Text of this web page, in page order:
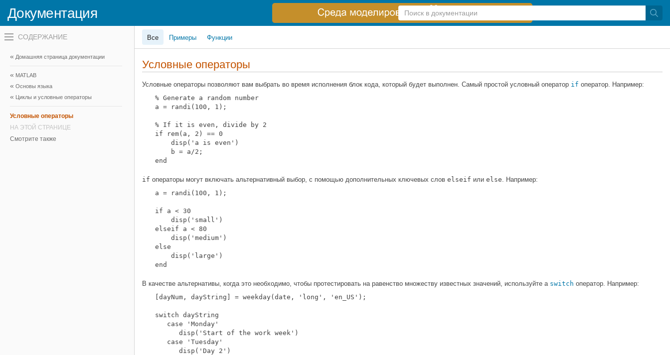
Документация
Справка
по
Переключатель
навигационного
вне
холста
навигационного
меню
холста
Домашняя страница документации
MATLAB
Основы языка
Циклы и условные операторы
Условные операторы
НА ЭТОЙ СТРАНИЦЕ
Смотрите также
Все Примеры Функции
Условные операторы
Условные операторы позволяют вам выбрать во время исполнения блок кода, который будет выполнен. Самый простой условный оператор if оператор. Например:
% Generate a random number
a = randi(100, 1);
% If it is even, divide by 2
if rem(a, 2) == 0
    disp('a is even')
    b = a/2;
end
if операторы могут включать альтернативный выбор, с помощью дополнительных ключевых слов elseif или else. Например:
a = randi(100, 1);
if a < 30
    disp('small')
elseif a < 80
    disp('medium')
else
    disp('large')
end
В качестве альтернативы, когда это необходимо, чтобы протестировать на равенство множеству известных значений, используйте a switch оператор. Например:
[dayNum, dayString] = weekday(date, 'long', 'en_US');
switch dayString
   case 'Monday'
      disp('Start of the work week')
   case 'Tuesday'
      disp('Day 2')